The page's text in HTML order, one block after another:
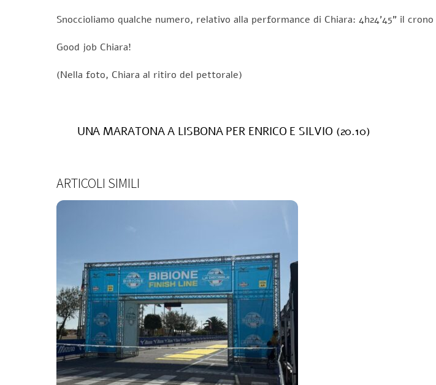
Snoccioliamo qualche numero, relativo alla performance di Chiara: 4h24’45” il crono
Good job Chiara!
(Nella foto, Chiara al ritiro del pettorale)
UNA MARATONA A LISBONA PER ENRICO E SILVIO (20.10)
ARTICOLI SIMILI